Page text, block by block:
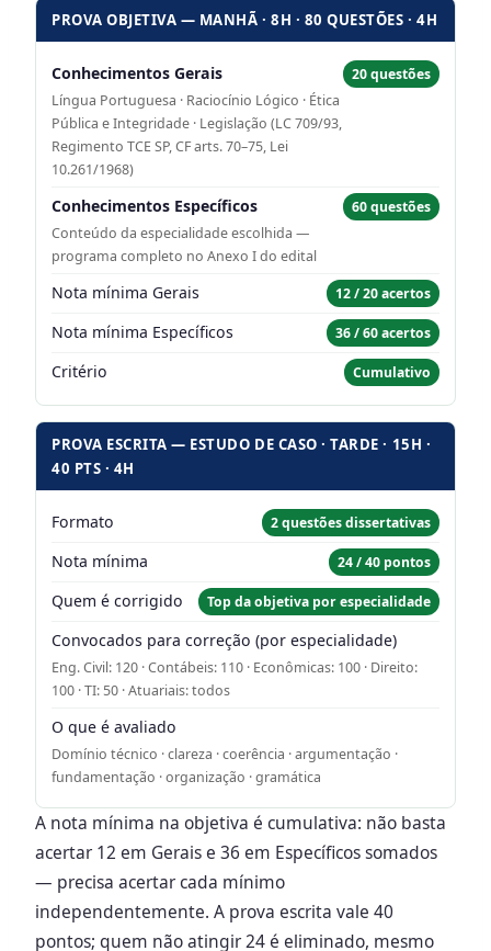
PROVA OBJETIVA — MANHÃ · 8H · 80 QUESTÕES · 4H
Conhecimentos Gerais
Língua Portuguesa · Raciocínio Lógico · Ética
Pública e Integridade · Legislação (LC 709/93,
Regimento TCE SP, CF arts. 70–75, Lei
10.261/1968)
20 questões
Conhecimentos Específicos
Conteúdo da especialidade escolhida —
programa completo no Anexo I do edital
60 questões
Nota mínima Gerais 12 / 20 acertos
Nota mínima Específicos 36 / 60 acertos
Critério Cumulativo
PROVA ESCRITA — ESTUDO DE CASO · TARDE · 15H ·
40 PTS · 4H
Formato 2 questões dissertativas
Nota mínima 24 / 40 pontos
Quem é corrigido Top da objetiva por especialidade
Convocados para correção (por especialidade)
Eng. Civil: 120 · Contábeis: 110 · Econômicas: 100 · Direito:
100 · TI: 50 · Atuariais: todos
O que é avaliado
Domínio técnico · clareza · coerência · argumentação ·
fundamentação · organização · gramática
A nota mínima na objetiva é cumulativa: não basta
acertar 12 em Gerais e 36 em Específicos somados
— precisa acertar cada mínimo
independentemente. A prova escrita vale 40
pontos; quem não atingir 24 é eliminado, mesmo